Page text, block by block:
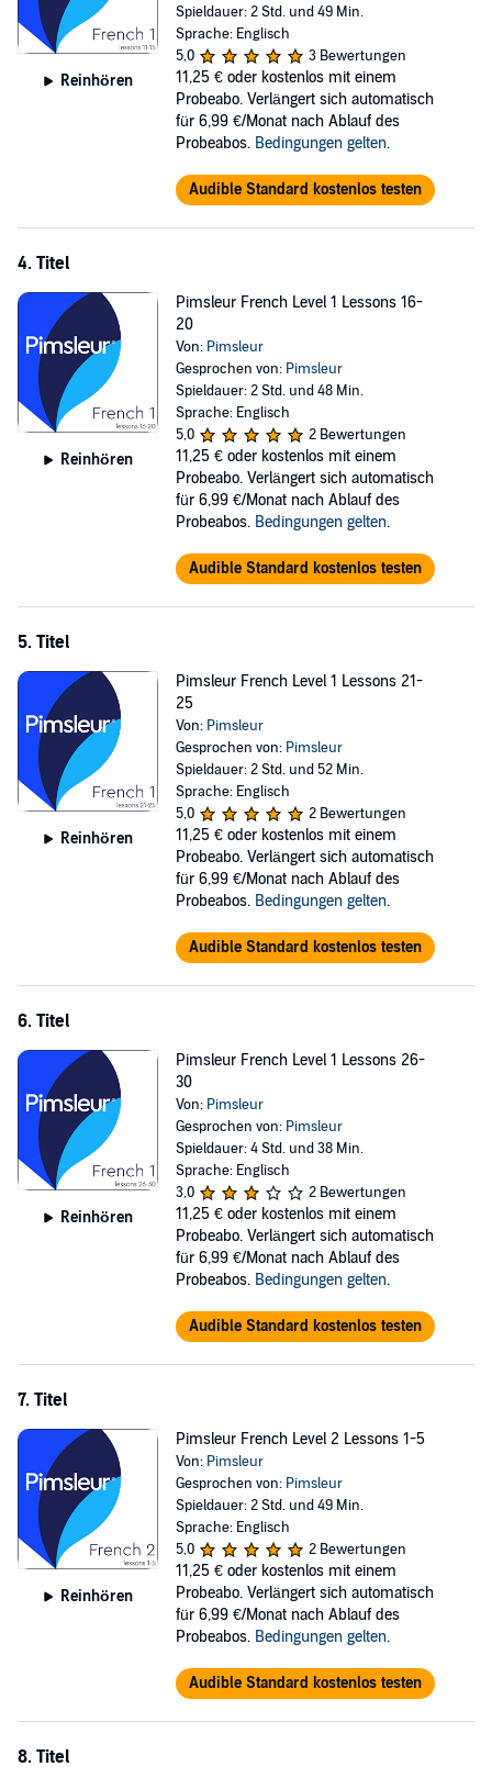
Reinhören
Spieldauer: 2 Std. und 49 Min.
Sprache: Englisch
5,0
3 Bewertungen
11,25 € oder kostenlos mit einem
Probeabo. Verlängert sich automatisch
für 6,99 €/Monat nach Ablauf des
Probeabos. Bedingungen gelten.
Audible Standard kostenlos testen
4. Titel
Reinhören
Pimsleur French Level 1 Lessons 16-
20
Von: Pimsleur
Gesprochen von: Pimsleur
Spieldauer: 2 Std. und 48 Min.
Sprache: Englisch
5,0
2 Bewertungen
11,25 € oder kostenlos mit einem
Probeabo. Verlängert sich automatisch
für 6,99 €/Monat nach Ablauf des
Probeabos. Bedingungen gelten.
Audible Standard kostenlos testen
5. Titel
Reinhören
Pimsleur French Level 1 Lessons 21-
25
Von: Pimsleur
Gesprochen von: Pimsleur
Spieldauer: 2 Std. und 52 Min.
Sprache: Englisch
5,0
2 Bewertungen
11,25 € oder kostenlos mit einem
Probeabo. Verlängert sich automatisch
für 6,99 €/Monat nach Ablauf des
Probeabos. Bedingungen gelten.
Audible Standard kostenlos testen
6. Titel
Reinhören
Pimsleur French Level 1 Lessons 26-
30
Von: Pimsleur
Gesprochen von: Pimsleur
Spieldauer: 4 Std. und 38 Min.
Sprache: Englisch
3,0
2 Bewertungen
11,25 € oder kostenlos mit einem
Probeabo. Verlängert sich automatisch
für 6,99 €/Monat nach Ablauf des
Probeabos. Bedingungen gelten.
Audible Standard kostenlos testen
7. Titel
Reinhören
Pimsleur French Level 2 Lessons 1-5
Von: Pimsleur
Gesprochen von: Pimsleur
Spieldauer: 2 Std. und 49 Min.
Sprache: Englisch
5,0
2 Bewertungen
11,25 € oder kostenlos mit einem
Probeabo. Verlängert sich automatisch
für 6,99 €/Monat nach Ablauf des
Probeabos. Bedingungen gelten.
Audible Standard kostenlos testen
8. Titel